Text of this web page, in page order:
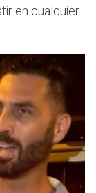
en cualquier